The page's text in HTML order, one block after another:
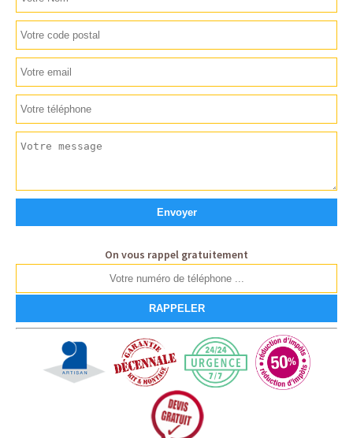
On vous rappel gratuitement